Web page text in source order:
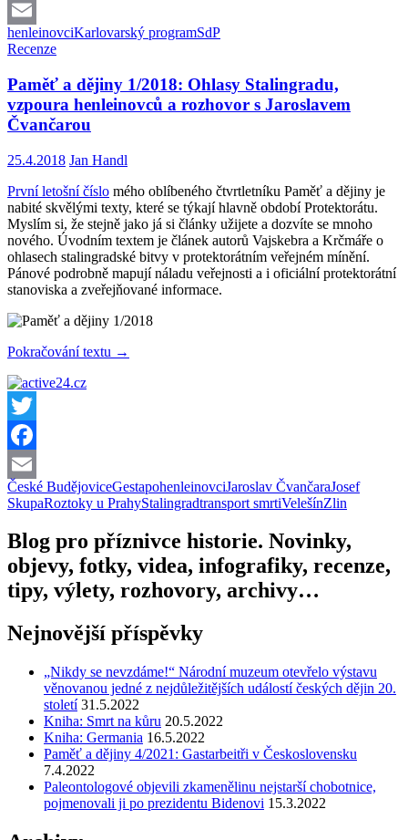
Facebook
Email
henleinovciKarlovarský programSdP
Recenze
Paměť a dějiny 1/2018: Ohlasy Stalingradu,
vzpoura henleinovců a rozhovor s Jaroslavem
Čvančarou
25.4.2018 Jan Handl
První letošní číslo mého oblíbeného čtvrtletníku Paměť a dějiny je
nabité skvělými texty, které se týkají hlavně období Protektorátu.
Myslím si, že stejně jako já si články užijete a dozvíte se mnoho
nového. Úvodním textem je článek autorů Vajskebra a Krčmáře o
ohlasech stalingradské bitvy v protektorátním veřejném mínění.
Pánové podrobně mapují náladu veřejnosti a i oficiální protektorátní
stanoviska a zveřejňované informace.
Pokračování textu Paměť
a
rozhovor
s
Jaroslavem
Čvančarou
→
Twitter
Facebook
Email
České BudějoviceGestapohenleinovciJaroslav ČvančaraJosef
SkupaRoztoky u PrahyStalingradtransport smrtiVelešínZlin
Blog pro příznivce historie. Novinky,
objevy, fotky, videa, infografiky, recenze,
tipy, výlety, rozhovory, archivy…
Nejnovější příspěvky
„Nikdy se nevzdáme!“ Národní muzeum otevřelo výstavu
věnovanou jedné z nejdůležitějších událostí českých dějin 20.
století 31.5.2022
Kniha: Smrt na kůru 20.5.2022
Kniha: Germania 16.5.2022
Paměť a dějiny 4/2021: Gastarbeitři v Československu
7.4.2022
Paleontologové objevili zkamenělinu nejstarší chobotnice,
pojmenovali ji po prezidentu Bidenovi 15.3.2022